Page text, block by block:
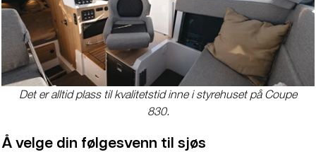
Det er alltid plass til kvalitetstid inne i styrehuset på Coupe
830.
Å velge din følgesvenn til sjøs